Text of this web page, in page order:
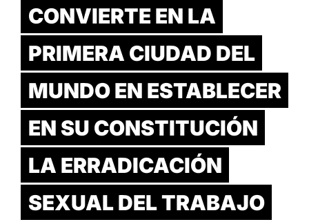
CONVIERTE EN LA
PRIMERA CIUDAD DEL
MUNDO EN ESTABLECER
EN SU CONSTITUCIÓN
LA ERRADICACIÓN
SEXUAL DEL TRABAJO